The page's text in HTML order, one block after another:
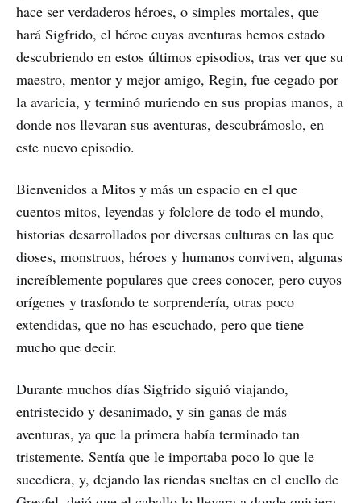
hace ser verdaderos héroes, o simples mortales, que
hará Sigfrido, el héroe cuyas aventuras hemos estado
descubriendo en estos últimos episodios, tras ver que su
maestro, mentor y mejor amigo, Regin, fue cegado por
la avaricia, y terminó muriendo en sus propias manos, a
donde nos llevaran sus aventuras, descubrámoslo, en
este nuevo episodio.
Bienvenidos a Mitos y más un espacio en el que
cuentos mitos, leyendas y folclore de todo el mundo,
historias desarrollados por diversas culturas en las que
dioses, monstruos, héroes y humanos conviven, algunas
increíblemente populares que crees conocer, pero cuyos
orígenes y trasfondo te sorprendería, otras poco
extendidas, que no has escuchado, pero que tiene
mucho que decir.
Durante muchos días Sigfrido siguió viajando,
entristecido y desanimado, y sin ganas de más
aventuras, ya que la primera había terminado tan
tristemente. Sentía que le importaba poco lo que le
sucediera, y, dejando las riendas sueltas en el cuello de